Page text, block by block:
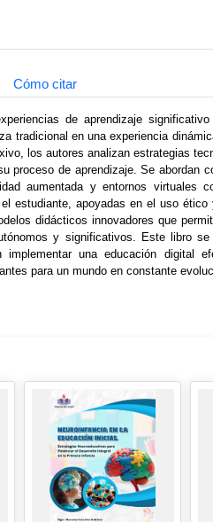
Cómo citar
de aprendizaje
tradicional en una experiencia
los autores analizan estrategias
proceso de aprendizaje. Se abordan
aumentada y entornos virtuales
estudiante, apoyadas en el uso
didácticos innovadores que
y significativos. Este libro
implementar una educación digital
para un mundo en constante